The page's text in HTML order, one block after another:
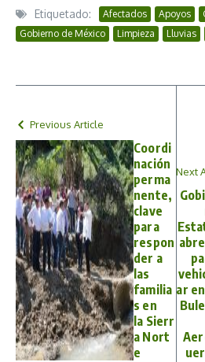
Etiquetado: Afectados Apoyos
Gobierno de México
Limpieza Lluvias
Previous Article
Coordi
nación
perma
nente,
clave
para
respon
der a
las
familia
s en
la Sierr
a Nort
e
Next
ar